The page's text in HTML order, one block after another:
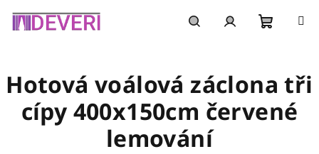
košík
Hotová voálová záclona tři
cípy 400x150cm červené
lemování